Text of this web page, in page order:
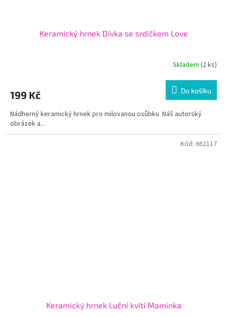
Keramický hrnek Dívka se srdíčkem Love
Skladem (2 ks)
199 Kč Do košíku
Nádherný keramický hrnek pro milovanou osůbku Náš autorský
obrázek a...
Keramický hrnek Luční kvítí Maminka
Kód: 662117